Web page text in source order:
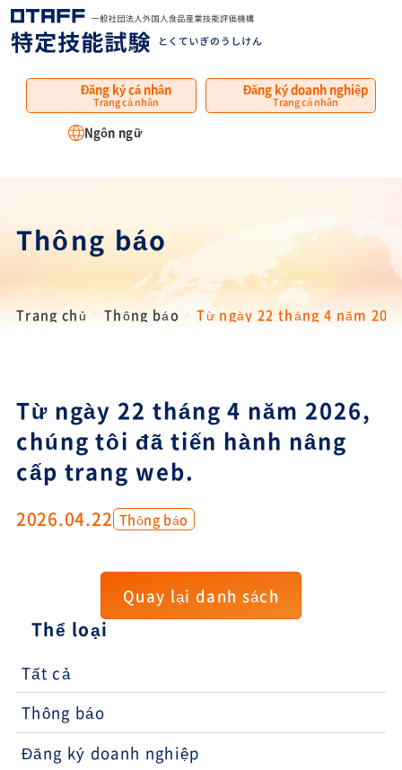
Đăng ký cá nhân
Trang cá nhân
Đăng ký doanh nghiệp
Trang cá nhân
Ngôn ngữ
Thông báo
Trang chủ Thông báo Từ ngày 22 tháng 4 năm
Từ ngày 22 tháng 4 năm 2026,
chúng tôi đã tiến hành nâng
cấp trang web.
2026.04.22 Thông báo
Quay lại danh sách
Thể loại
Tất cả
Thông báo
Đăng ký doanh nghiệp